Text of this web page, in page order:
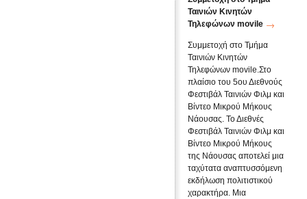
Ταινιών Κινητών
Τηλεφώνων movile
Συμμετοχή στο Τμήμα
Ταινιών Κινητών
Τηλεφώνων movile.Στο
πλαίσιο του 5ου Διεθνούς
Φεστιβάλ Ταινιών Φιλμ και
Βίντεο Μικρού Μήκους
Νάουσας. Το Διεθνές
Φεστιβάλ Ταινιών Φιλμ και
Βίντεο Μικρού Μήκους
της Νάουσας αποτελεί μια
ταχύτατα αναπτυσσόμενη
εκδήλωση πολιτιστικού
χαρακτήρα. Μια